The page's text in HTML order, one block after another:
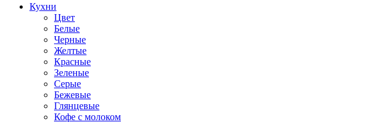
Кухни
Цвет
Белые
Черные
Желтые
Красные
Зеленые
Серые
Бежевые
Глянцевые
Кофе с молоком